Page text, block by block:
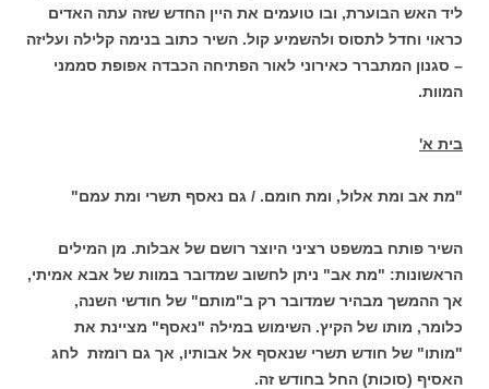
ליד האש הבוערת, ובו טועמים את היין החדש שזה עתה האדים
כראוי וחדל לתסוס ולהשמיע קול. השיר כתוב בנימה קלילה ועליזה
– סגנון המתברר כאירוני לאור הפתיחה הכבדה אפופת סממני
המוות.
בית א'
"מת אב ומת אלול, ומת חומם. / גם נאסף תשרי ומת עמם"
השיר פותח במשפט רציני היוצר רושם של אבלות. מן המילים
הראשונות: "מת אב" ניתן לחשוב שמדובר במוות של אבא אמיתי,
אך ההמשך מבהיר שמדובר רק ב"מותם" של חודשי השנה,
כלומר, מותו של הקיץ. השימוש במילה "נאסף" מציינת את
"מותו" של חודש תשרי שנאסף אל אבותיו, אך גם רומזת לחג
האסיף (סוכות) החל בחודש זה.